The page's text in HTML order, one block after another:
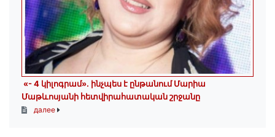
«- 4 կիլոգրամ». ինչպես է ընթանում Մարիա
Մաթևոսյանի հետվիրահատական շրջանը
далее